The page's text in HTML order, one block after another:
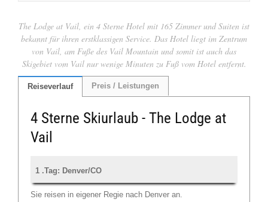
The Lodge at Vail, ein 4 Sterne Hotel mit 165 Zimmer und Suiten ist
bekannt für ihren erstklassigen Service. Das Hotel liegt im Zentrum
von Vail, am Fuße des Vail Mountain und somit ist auch das
Skigebiet vom Vail nur wenige Minuten zu Fuß vom Hotel entfernt.
Reiseverlauf Preis / Leistungen
4 Sterne Skiurlaub - The Lodge at
Vail
1 .Tag: Denver/CO
Sie reisen in eigener Regie nach Denver an.